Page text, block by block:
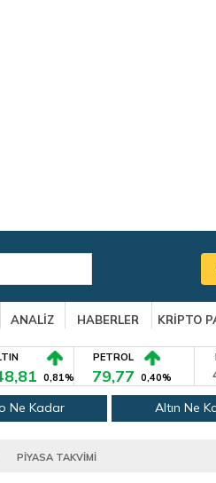
ANALİZ HABERLER KRİPTO
0,81%
PETROL
79,77 0,40%
Ne Kadar Altın Ne
PİYASA TAKVİMİ